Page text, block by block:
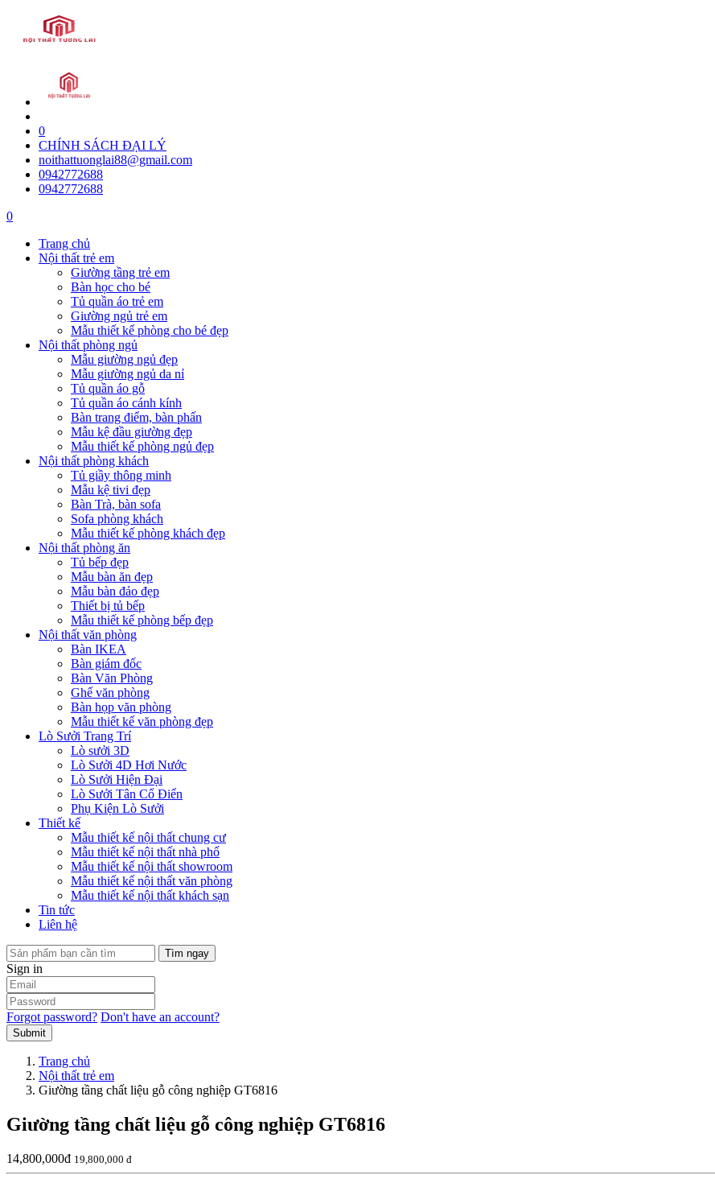
0
CHÍNH SÁCH ĐẠI LÝ
noithattuonglai88@gmail.com
0942772688
0942772688
0
Trang chủ
Nội thất trẻ em
Giường tầng trẻ em
Bàn học cho bé
Tủ quần áo trẻ em
Giường ngủ trẻ em
Mẫu thiết kế phòng cho bé đẹp
Nội thất phòng ngủ
Mẫu giường ngủ đẹp
Mẫu giường ngủ da nỉ
Tủ quần áo gỗ
Tủ quần áo cánh kính
Bàn trang điểm, bàn phấn
Mẫu kệ đầu giường đẹp
Mẫu thiết kế phòng ngủ đẹp
Nội thất phòng khách
Tủ giầy thông minh
Mẫu kệ tivi đẹp
Bàn Trà, bàn sofa
Sofa phòng khách
Mẫu thiết kế phòng khách đẹp
Nội thất phòng ăn
Tủ bếp đẹp
Mẫu bàn ăn đẹp
Mẫu bàn đảo đẹp
Thiết bị tủ bếp
Mẫu thiết kế phòng bếp đẹp
Nội thất văn phòng
Bàn IKEA
Bàn giám đốc
Bàn Văn Phòng
Ghế văn phòng
Bàn họp văn phòng
Mẫu thiết kế văn phòng đẹp
Lò Sưởi Trang Trí
Lò sưởi 3D
Lò Sưởi 4D Hơi Nước
Lò Sưởi Hiện Đại
Lò Sưởi Tân Cổ Điển
Phụ Kiện Lò Sưởi
Thiết kế
Mẫu thiết kế nội thất chung cư
Mẫu thiết kế nội thất nhà phố
Mẫu thiết kế nội thất showroom
Mẫu thiết kế nội thất văn phòng
Mẫu thiết kế nội thất khách sạn
Tin tức
Liên hệ
Tìm ngay
Sign in
Forgot password? Don't have an account?
Submit
Trang chủ
Nội thất trẻ em
Giường tầng chất liệu gỗ công nghiệp GT6816
Giường tầng chất liệu gỗ công nghiệp GT6816
14,800,000đ 19,800,000 đ